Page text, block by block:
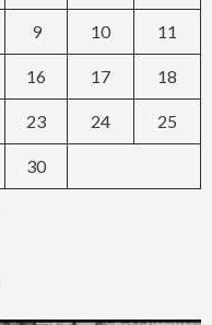
9 10 11
16 17 18
23 24 25
30